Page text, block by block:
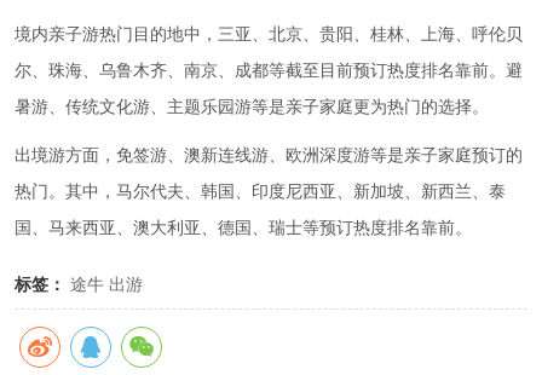
境内亲子游热门目的地中，三亚、北京、贵阳、桂林、上海、呼伦贝
尔、珠海、乌鲁木齐、南京、成都等截至目前预订热度排名靠前。避
暑游、传统文化游、主题乐园游等是亲子家庭更为热门的选择。
出境游方面，免签游、澳新连线游、欧洲深度游等是亲子家庭预订的
热门。其中，马尔代夫、韩国、印度尼西亚、新加坡、新西兰、泰
国、马来西亚、澳大利亚、德国、瑞士等预订热度排名靠前。
标签： 途牛 出游